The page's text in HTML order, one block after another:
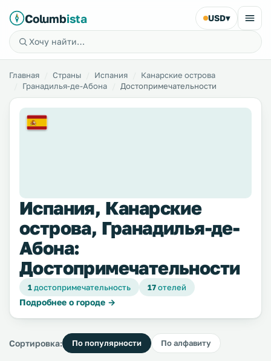
Columbista USD▾
Главная Страны Испания
Канарские острова
Гранадилья-де-Абона
Достопримечательности
Испания, Канарские
острова, Гранадилья-де-
Абона:
Достопримечательности
1достопримечательность 17отелей
Подробнее о городе →
Сортировка: По популярности По алфавиту